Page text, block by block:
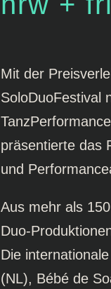
Mit der
SoloDuoFestival
präsentierte das
und
Aus mehr als
Duo-
Die
(NL), Bébé de